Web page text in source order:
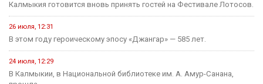
Калмыкия готовится вновь принять гостей на Фестивале Лотосов.
26 июля, 12:31
В этом году героическому эпосу «Джангар» — 585 лет.
24 июля, 12:29
В Калмыкии, в Национальной библиотеке им. А. Амур-Санана,